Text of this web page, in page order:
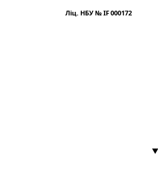
Ліц. НБУ № IF 000172